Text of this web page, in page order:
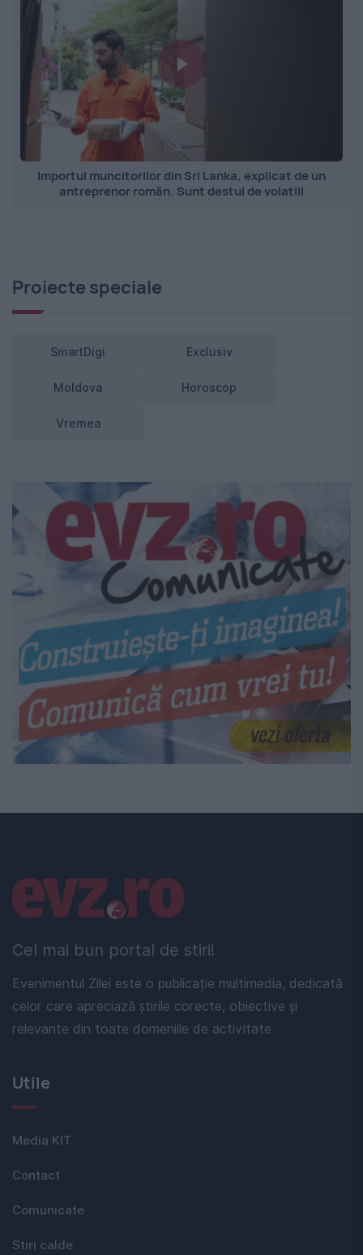
Importul muncitorilor din Sri Lanka, explicat de un
antreprenor român. Sunt destul de volatili
Proiecte speciale
SmartDigi Exclusiv
Moldova Horoscop
Vremea
Cel mai bun portal de stiri!
Evenimentul Zilei este o publicație multimedia, dedicată
celor care apreciază știrile corecte, obiective și
relevante din toate domeniile de activitate
Linkuri utile
Utile
Media KIT
Contact
Comunicate
Stiri calde